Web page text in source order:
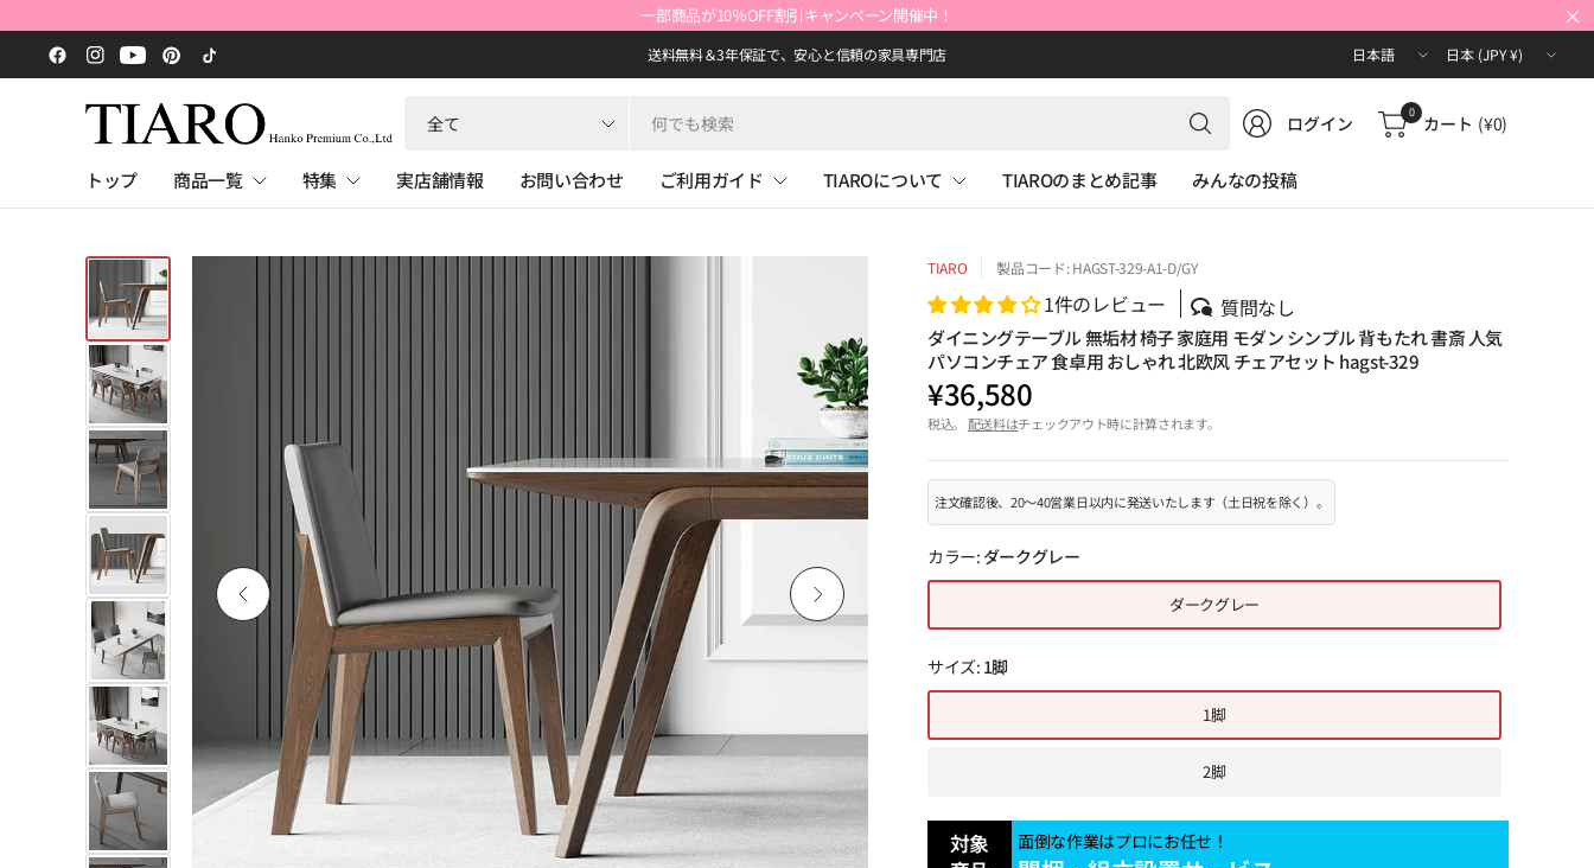
一部商品が10％OFF割引キャンペーン開催中！ ×
送料無料＆3年保証で、安心と信頼の家具専門店
国/
地
を
国/
地
を
で
検
検
ログイン 0 カート (¥0)
トップ 商品一覧 特集 実店舗情報 お問い合わせ ご利用ガイド TIAROについて TIAROのまとめ記事 みんなの投稿
TIARO 製品コード: HAGST-329-A1-D/GY
1件のレビュー 質問なし
ダイニングテーブル 無垢材 椅子 家庭用 モダン シンプル 背もたれ 書斎 人気
パソコンチェア 食卓用 おしゃれ 北欧风 チェアセット hagst-329
¥36,580
税込。 配送料はチェックアウト時に計算されます。
注文確認後、20～40営業日以内に発送いたします（土日祝を除く）。
カラー: ダークグレー
ダークグレー
サイズ: 1脚
1脚
2脚
対象
面倒な作業はプロにお任せ！